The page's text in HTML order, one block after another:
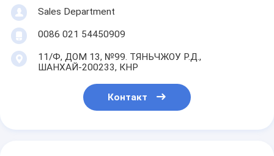
Sales Department
0086 021 54450909
11/Ф, ДОМ 13, №99. ТЯНЬЧЖОУ Р.Д.,
ШАНХАЙ-200233, КНР
Контакт